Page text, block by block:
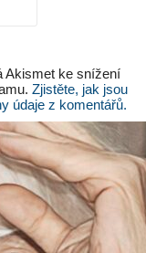
Akismet ke snížení
Zjistěte, jak jsou
údaje z komentářů.